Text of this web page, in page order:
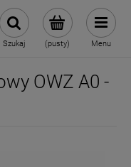
(pusty)
Szukaj Menu
OWZ A0 -